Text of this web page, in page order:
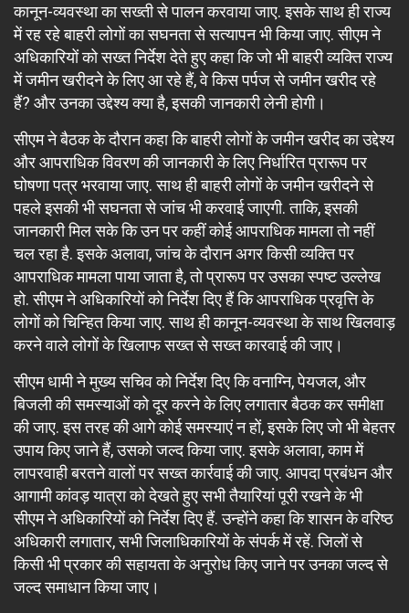
कानून-व्यवस्था का सख्ती से पालन करवाया जाए. इसके साथ ही राज्य
में रह रहे बाहरी लोगों का सघनता से सत्यापन भी किया जाए. सीएम ने
अधिकारियों को सख्त निर्देश देते हुए कहा कि जो भी बाहरी व्यक्ति राज्य
में जमीन खरीदने के लिए आ रहे हैं, वे किस पर्पज से जमीन खरीद रहे
हैं? और उनका उद्देश्य क्या है, इसकी जानकारी लेनी होगी।
सीएम ने बैठक के दौरान कहा कि बाहरी लोगों के जमीन खरीद का उद्देश्य
और आपराधिक विवरण की जानकारी के लिए निर्धारित प्रारूप पर
घोषणा पत्र भरवाया जाए. साथ ही बाहरी लोगों के जमीन खरीदने से
पहले इसकी भी सघनता से जांच भी करवाई जाएगी. ताकि, इसकी
जानकारी मिल सके कि उन पर कहीं कोई आपराधिक मामला तो नहीं
चल रहा है. इसके अलावा, जांच के दौरान अगर किसी व्यक्ति पर
आपराधिक मामला पाया जाता है, तो प्रारूप पर उसका स्पष्ट उल्लेख
हो. सीएम ने अधिकारियों को निर्देश दिए हैं कि आपराधिक प्रवृत्ति के
लोगों को चिन्हित किया जाए. साथ ही कानून-व्यवस्था के साथ खिलवाड़
करने वाले लोगों के खिलाफ सख्त से सख्त कारवाई की जाए।
सीएम धामी ने मुख्य सचिव को निर्देश दिए कि वनाग्नि, पेयजल, और
बिजली की समस्याओं को दूर करने के लिए लगातार बैठक कर समीक्षा
की जाए. इस तरह की आगे कोई समस्याएं न हों, इसके लिए जो भी बेहतर
उपाय किए जाने हैं, उसको जल्द किया जाए. इसके अलावा, काम में
लापरवाही बरतने वालों पर सख्त कार्रवाई की जाए. आपदा प्रबंधन और
आगामी कांवड़ यात्रा को देखते हुए सभी तैयारियां पूरी रखने के भी
सीएम ने अधिकारियों को निर्देश दिए हैं. उन्होंने कहा कि शासन के वरिष्ठ
अधिकारी लगातार, सभी जिलाधिकारियों के संपर्क में रहें. जिलों से
किसी भी प्रकार की सहायता के अनुरोध किए जाने पर उनका जल्द से
जल्द समाधान किया जाए।